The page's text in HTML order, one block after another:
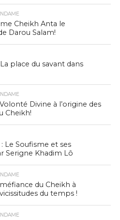
Cheikh Anta le
Darou Salam!
La place du savant dans
Divine à l’origine des
Cheikh!
: Le Soufisme et ses
Serigne Khadim Lô
méfiance du Cheikh à
vicissitudes du temps !